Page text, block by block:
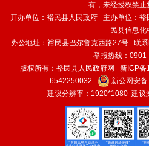
有，未经授权禁止
开办单位：裕民县人民政府 主办单位：
民县信息化
办公地址：裕民县巴尔鲁克西路27号 联
举报热线：
版权所有：裕民县人民政府网 新ICP备
6542250032
新公网安备
建议分辨率：1920*1080 建议